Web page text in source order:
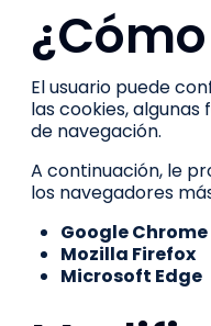
El usuario puede
las cookies,
de navegación.
A continuación, le
los navegadores
Google Chrome
Mozilla Firefox
Microsoft Edge